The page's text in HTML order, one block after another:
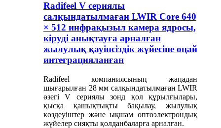
Radifeel V сериялы
салқындатылмаған LWIR Core 640
× 512 инфрақызыл камера ядросы,
кіруді анықтауға арналған
жылулық қауіпсіздік жүйесіне оңай
интеграцияланған
Radifeel компаниясының жаңадан
шығарылған 28 мм салқындатылмаған LWIR
өзегі V сериялы зонд қол құрылғылары,
қысқа қашықтықты бақылау, жылулық
көздеуіштер және ықшам оптоэлектрондық
жүйелер сияқты қолданбаларға арналған.